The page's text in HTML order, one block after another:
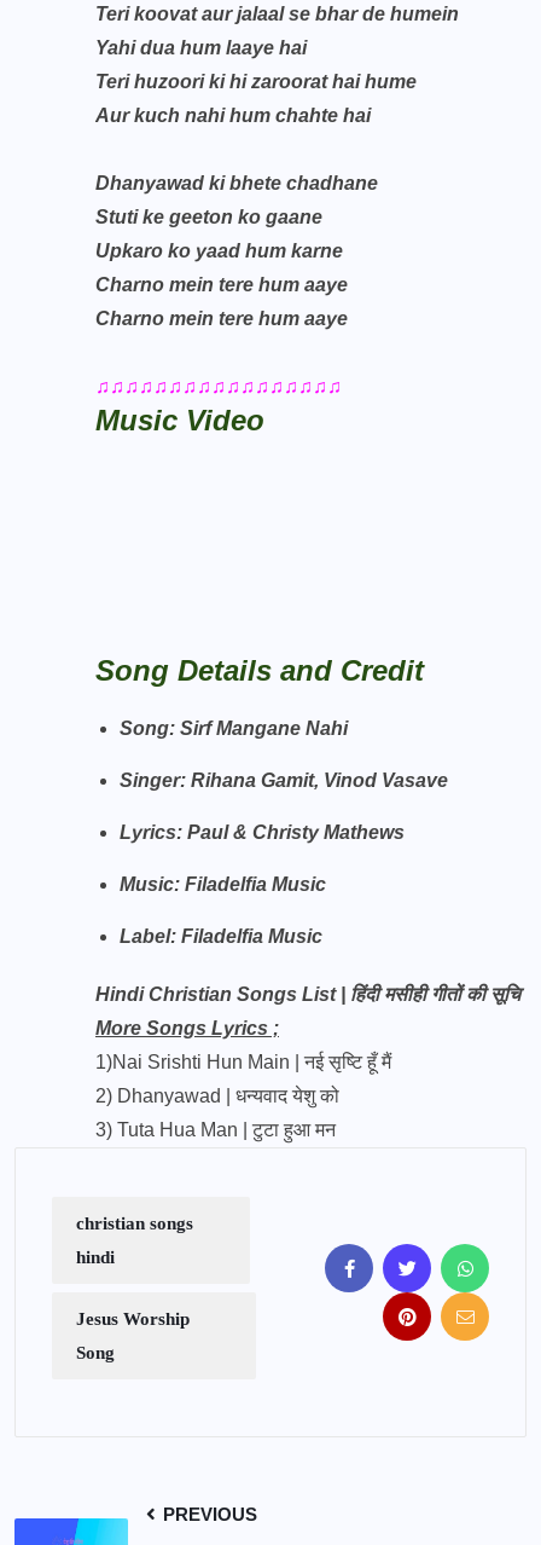
Teri koovat aur jalaal se bhar de humein
Yahi dua hum laaye hai
Teri huzoori ki hi zaroorat hai hume
Aur kuch nahi hum chahte hai
Dhanyawad ki bhete chadhane
Stuti ke geeton ko gaane
Upkaro ko yaad hum karne
Charno mein tere hum aaye
Charno mein tere hum aaye
♫♫♫♫♫♫♫♫♫♫♫♫♫♫♫♫♫
Music Video
Song Details and Credit
Song: Sirf Mangane Nahi
Singer: Rihana Gamit, Vinod Vasave
Lyrics: Paul & Christy Mathews
Music: Filadelfia Music
Label: Filadelfia Music
Hindi Christian Songs List | हिंदी मसीही गीतों की सूचि
More Songs Lyrics ;
1)Nai Srishti Hun Main | नई सृष्टि हूँ मैं
2) Dhanyawad | धन्यवाद येशु को
3) Tuta Hua Man | टुटा हुआ मन
christian songs
hindi
Jesus Worship
Song
PREVIOUS